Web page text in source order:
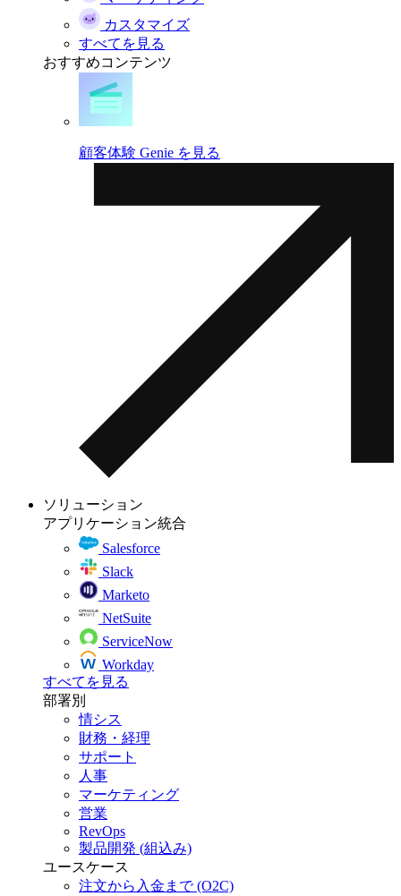
カスタマイズ
すべてを見る
おすすめコンテンツ
顧客体験 Genie を見る
ソリューション
アプリケーション統合
Salesforce
Slack
Marketo
NetSuite
ServiceNow
Workday
すべてを見る
部署別
情シス
財務・経理
サポート
人事
マーケティング
営業
RevOps
製品開発 (組込み)
ユースケース
注文から入金まで (O2C)